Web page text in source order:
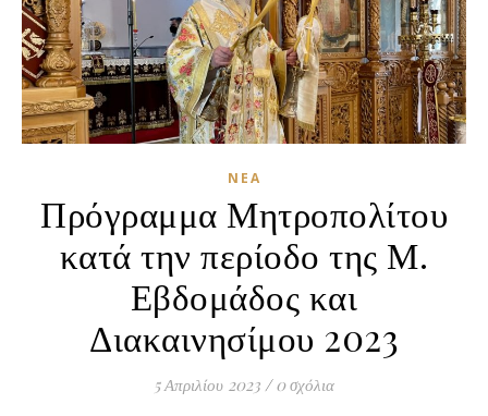
ΝΈΑ
Πρόγραμμα Μητροπολίτου
κατά την περίοδο της Μ.
Εβδομάδος και
Διακαινησίμου 2023
5 Απριλίου 2023 / 0 σχόλια